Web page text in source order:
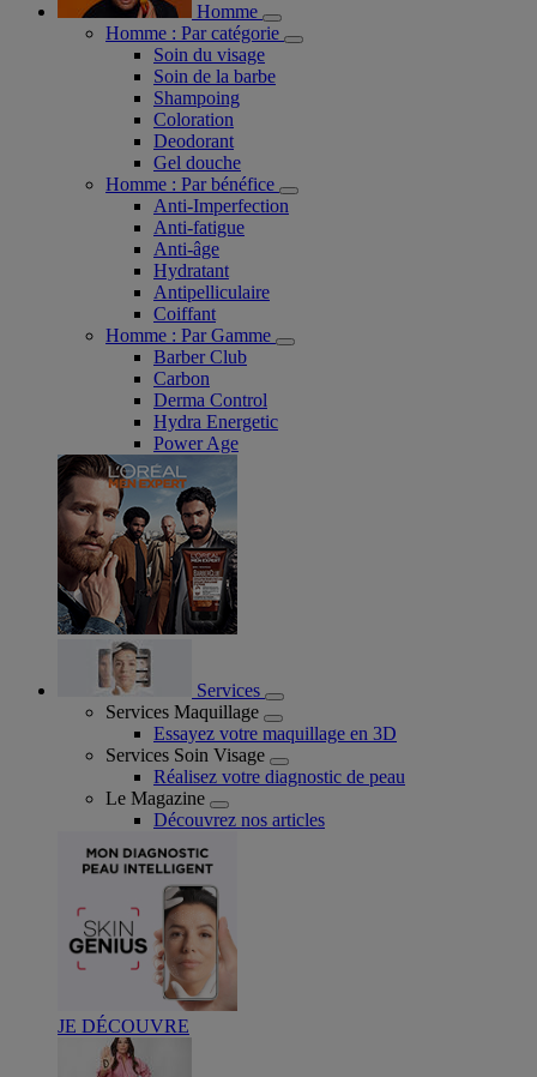
Homme
Homme : Par catégorie
Soin du visage
Soin de la barbe
Shampoing
Coloration
Deodorant
Gel douche
Homme : Par bénéfice
Anti-Imperfection
Anti-fatigue
Anti-âge
Hydratant
Antipelliculaire
Coiffant
Homme : Par Gamme
Barber Club
Carbon
Derma Control
Hydra Energetic
Power Age
Services
Services Maquillage
Essayez votre maquillage en 3D
Services Soin Visage
Réalisez votre diagnostic de peau
Le Magazine
Découvrez nos articles
JE DÉCOUVRE